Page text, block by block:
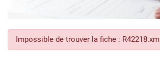
Impossible de trouver la fiche : R42218.xml